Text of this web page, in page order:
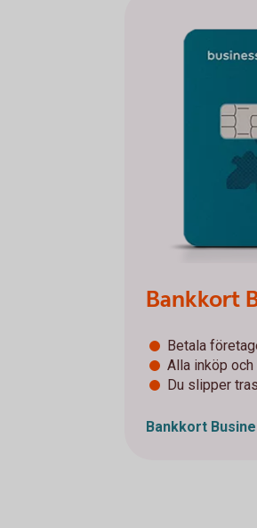
Bankkort
Betala
Alla inköp
Du slipper
Bankkort